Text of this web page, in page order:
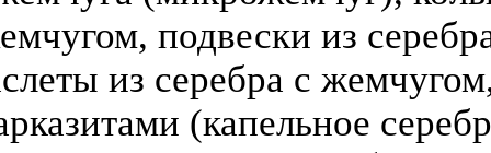
подвески из
из серебра с
(капельное